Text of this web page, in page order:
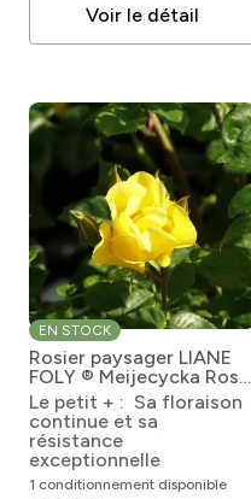
Voir le détail
EN STOCK
Rosier paysager LIANE
FOLY ® Meijecycka Rosa
'Meijecycka' LIANE
FOLY®
Le petit + : Sa floraison
continue et sa
résistance
exceptionnelle
1 conditionnement disponible